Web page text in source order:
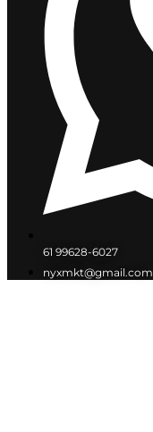
61 99628-6027
nyxmkt@gmail.com